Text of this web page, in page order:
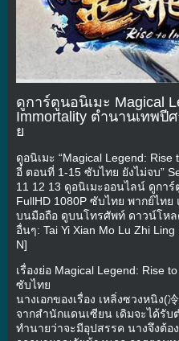
ดูการ์ตูนอนิเมะ Magical
Immortality ตำนานเทพปี
ย
ดูอนิเมะ “Magical Legend:
อี๋ ตอนที่ 1-15 ซับไทย ยังไม่จบ”
11 12 13 ดูอนิเมะออนไลน์ ดูกา
FullHD 1080P ซับไทย พากย์ไท
บนมือถือ ดูบนโทรศัพท์ ดาวน์โห
อื่นๆ: Tai Yi Xian Mo Lu Zhi
N]
เรื่องย่อ Magical Legend: Rise
ซับไทย
นางเอกของเรื่อง เหลิ่งซวงหนิง(
จากสำนักแดนเซียน เดิมจะได้รั
ทำนายว่าจะมีอุปสรรค นางจึงต้อ